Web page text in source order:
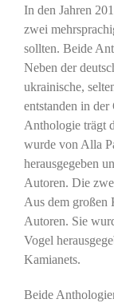
In den Jahren
zwei
sollten. Beide
Neben der
ukrainische,
entstanden in
Anthologie trägt
wurde von Alla
herausgegeben
Autoren. Die
Aus dem großen
Autoren. Sie
Vogel
Kamianets.
Beide